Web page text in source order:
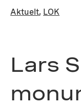
Aktuelt, LOK
Lars